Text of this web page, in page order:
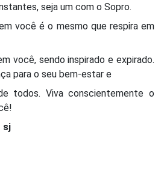
seja um com o Sopro.
você é o mesmo que respira em
você, sendo inspirado e expirado.
para o seu bem-estar e
todos. Viva conscientemente o
sj